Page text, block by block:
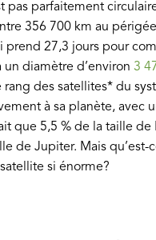
pas parfaitement
356 700 km au
prend 27,3 jours pour
un diamètre d’environ 3
des satellites* du
à sa planète, avec
que 5,5 % de la taille de
de Jupiter. Mais
si énorme?